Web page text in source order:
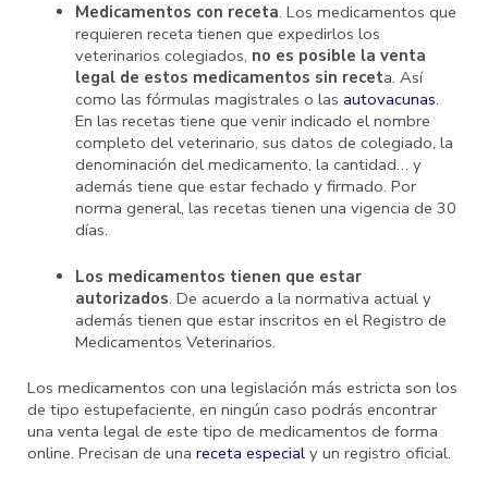
Medicamentos con receta. Los medicamentos que
requieren receta tienen que expedirlos los
veterinarios colegiados, no es posible la venta
legal de estos medicamentos sin receta. Así
como las fórmulas magistrales o lasautovacunas.
En las recetas tiene que venir indicado el nombre
completo del veterinario, sus datos de colegiado, la
denominación del medicamento, la cantidad… y
además tiene que estar fechado y firmado. Por
norma general, las recetas tienen una vigencia de 30
días.
Los medicamentos tienen que estar
autorizados. De acuerdo a la normativa actual y
además tienen que estar inscritos en el Registro de
Medicamentos Veterinarios.
Los medicamentos con una legislación más estricta son los
de tipo estupefaciente, en ningún caso podrás encontrar
una venta legal de este tipo de medicamentos de forma
online. Precisan de una receta especial y un registro oficial.